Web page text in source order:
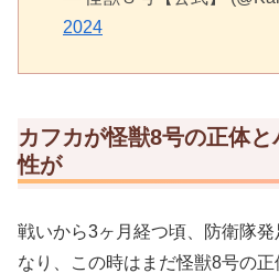
2024
カフカが怪獣8号の正体
性が
戦いから3ヶ月経つ頃、防衛隊
なり、この時はまだ怪獣8号の